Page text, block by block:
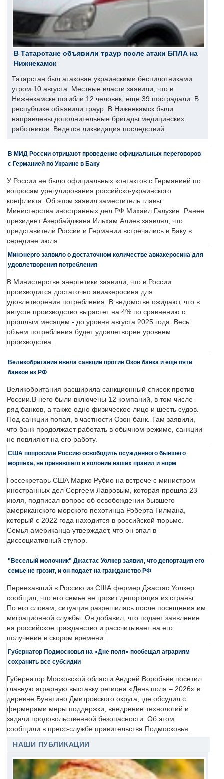
В Татарстане объявили траур после атаки БПЛА на
Нижнекамск
Татарстан был атакован украинскими беспилотниками
утром 10 августа. Местные власти заявили, что в
Нижнекамске погибли 12 человек, еще 39 пострадали. В
республике объявили траур. В Нижнекамск были
направлены дополнительные бригады медицинских
работников. Ведется ликвидация последствий.
В МИД России отрицают проведение официальных переговоров
с Германией по Украине в Баку
У России не было официальных контактов с Германией по
вопросам урегулирования российско-украинского
конфликта. Об этом заявил заместитель главы
Министерства иностранных дел РФ Михаил Галузин. Ранее
президент Азербайджана Ильхам Алиев заявлял, что
представители России и Германии встречались в Баку в
середине июля.
Минэнерго заявило о достаточном количестве авиакеросина для
удовлетворения потребления
В Министерстве энергетики заявили, что в России
производится достаточно авиакеросина для
удовлетворения потребления. В ведомстве ожидают, что в
августе производство вырастет на 4% по сравнению с
прошлым месяцем - до уровня августа 2025 года. Весь
объем потребления будет удовлетворен уровнем
производства.
Великобритания ввела санкции против Озон банка и еще пяти
банков из РФ
Великобритания расширила санкционный список против
России.В него были включены 12 компаний, в том числе
ряд банков, а также одно физическое лицо и шесть судов.
Под санкции попал, в частности Озон банк. Там заявили,
что банк продолжает работать в обычном режиме, санкции
не повлияют на его работу.
США попросили Россию освободить осужденного бывшего
морпеха, не принявшего в колонии наших правил и норм
Госсекретарь США Марко Рубио на встрече с министром
иностранных дел Сергеем Лавровым, которая прошла 23
июля, подписал вопрос об освобождении бывшего
американского морского пехотинца Роберта Гилмана,
который с 2022 года находится в российской тюрьме.
Семья американца утверждает, что он впал в
диссоциативный ступор.
"Веселый молочник" Джастас Уолкер заявил, что депортация его
семье не грозит, и он подает на гражданство РФ
Переехавший в Россию из США фермер Джастас Уолкер
сообщил, что его семье не грозит депортация из страны.
По его словам, ситуация разрешилась после посещения им
миграционной службы. Он добавил, что подает заявление
на российское гражданство и рассчитывает на его
получение в скором времени.
Губернатор Подмосковья на «Дне поля» пообещал аграриям
сохранить все субсидии
Губернатор Московской области Андрей Воробьёв посетил
главную аграрную выставку региона «День поля – 2026» в
деревне Бунятино Дмитровского округа, где обсудил с
фермерами меры поддержки, внедрение технологий и
задачи продовольственной безопасности. Об этом
сообщили в пресс-службе правительства Подмосковья.
НАШИ ПУБЛИКАЦИИ